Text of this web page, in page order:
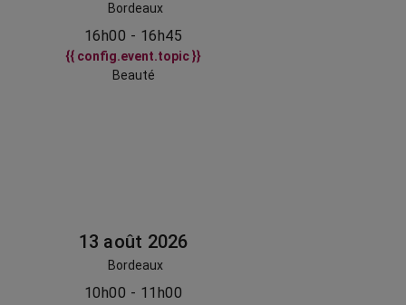
Bordeaux
16h00 - 16h45
{{ config.event.topic }}
Beauté
13 août 2026
Bordeaux
10h00 - 11h00